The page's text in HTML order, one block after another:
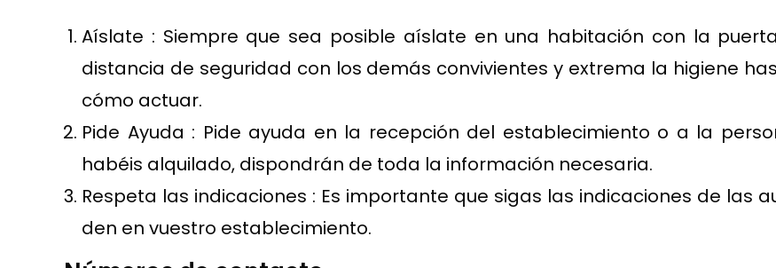
Aíslate : Siempre que sea posible aíslate en una habitación con la
distancia de seguridad con los demás convivientes y extrema la higiene
cómo actuar.
Pide Ayuda : Pide ayuda en la recepción del establecimiento o a la
habéis alquilado, dispondrán de toda la información necesaria.
Respeta las indicaciones : Es importante que sigas las indicaciones de las
den en vuestro establecimiento.